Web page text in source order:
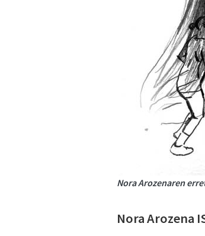
Nora Arozenaren
Nora Arozena